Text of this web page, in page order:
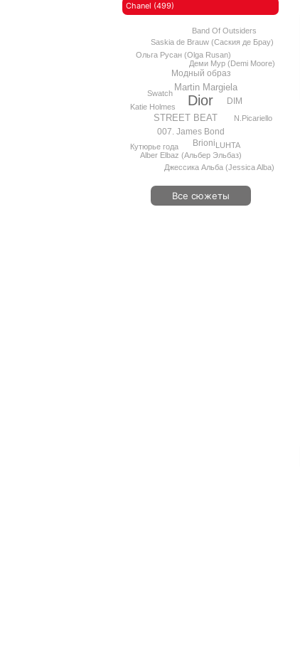
Chanel (499)
Dior
Martin Margiela
STREET BEAT
Модный образ
007. James Bond
DIM
Brioni
Ольга Русан (Olga Rusan)
Katie Holmes
Alber Elbaz (Альбер Эльбаз)
Деми Мур (Demi Moore)
Swatch
Saskia de Brauw (Саския де Брау)
Джессика Альба (Jessica Alba)
LUHTA
Кутюрье года
Band Of Outsiders
N.Picariello
Все сюжеты